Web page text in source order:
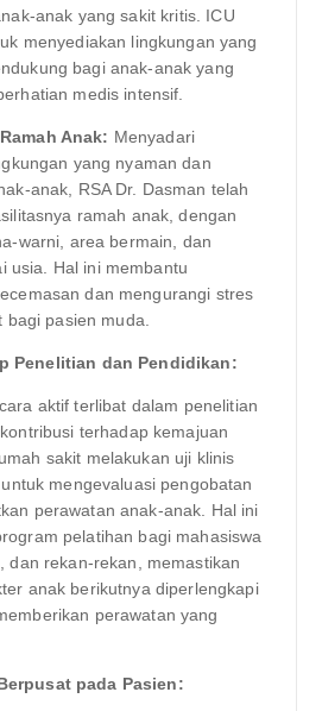
anak yang sakit kritis. ICU
menyediakan lingkungan yang
bagi anak-anak yang
medis intensif.
Anak: Menyadari
yang nyaman dan
anak, RSA Dr. Dasman telah
ramah anak, dengan
warni, area bermain, dan
usia. Hal ini membantu
dan mengurangi stres
bagi pasien muda.
Penelitian dan Pendidikan:
aktif terlibat dalam penelitian
terhadap kemajuan
sakit melakukan uji klinis
mengevaluasi pengobatan
perawatan anak-anak. Hal ini
pelatihan bagi mahasiswa
dan rekan-rekan, memastikan
anak berikutnya diperlengkapi
perawatan yang
pada Pasien: